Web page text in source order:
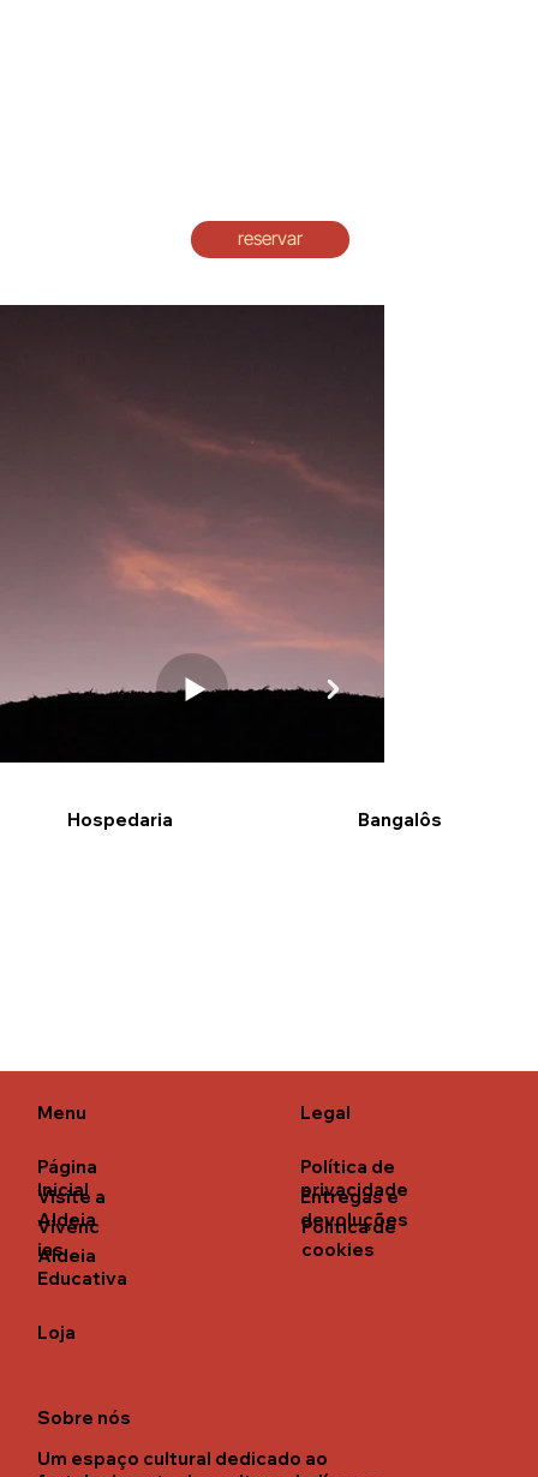
reservar
Hospedaria Bangalôs
Sobre nós
Um espaço cultural dedicado ao
Menu
Página
Inicial
Visite a
Aldeia
Vivênc
ias
Aldeia
Educativa
Loja
Política de
cookies
Entregas e
devoluções
Política de
privacidade
Legal